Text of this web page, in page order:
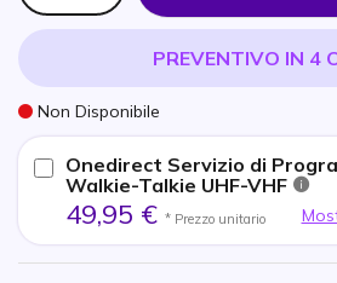
PREVENTIVO IN 4
Non Disponibile
Onedirect Servizio di
Walkie-Talkie UHF-VHF
49,95 € * Prezzo unitario